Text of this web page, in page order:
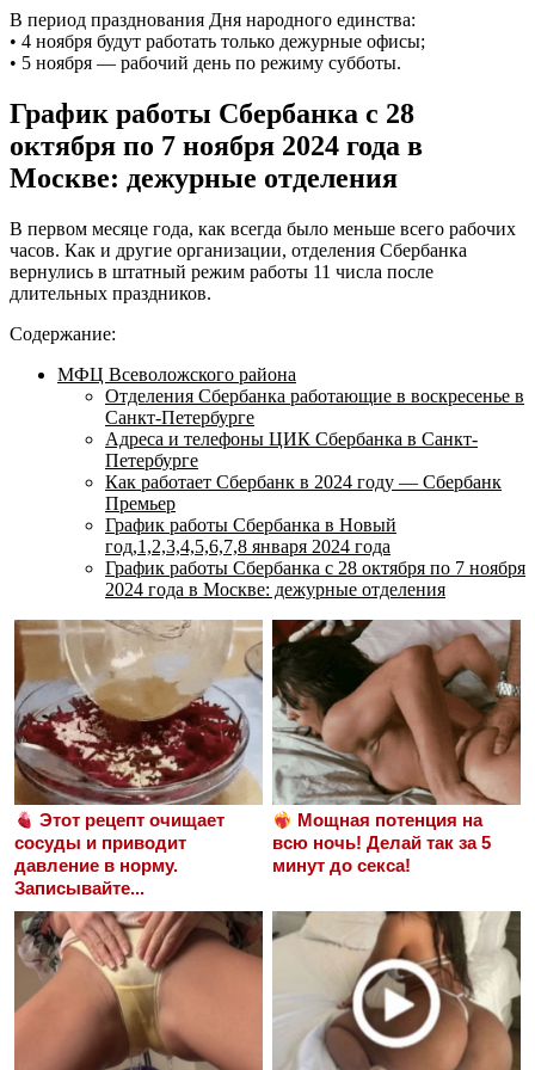
В период празднования Дня народного единства:
• 4 ноября будут работать только дежурные офисы;
• 5 ноября — рабочий день по режиму субботы.
График работы Сбербанка с 28
октября по 7 ноября 2024 года в
Москве: дежурные отделения
В первом месяце года, как всегда было меньше всего рабочих
часов. Как и другие организации, отделения Сбербанка
вернулись в штатный режим работы 11 числа после
длительных праздников.
Содержание:
МФЦ Всеволожского района
Отделения Сбербанка работающие в воскресенье в
Санкт-Петербурге
Адреса и телефоны ЦИК Сбербанка в Санкт-
Петербурге
Как работает Сбербанк в 2024 году — Сбербанк
Премьер
График работы Сбербанка в Новый
год,1,2,3,4,5,6,7,8 января 2024 года
График работы Сбербанка с 28 октября по 7 ноября
2024 года в Москве: дежурные отделения
Этот рецепт очищает
сосуды и приводит
давление в норму.
Записывайте...
Мощная потенция на
всю ночь! Делай так за 5
минут до секса!